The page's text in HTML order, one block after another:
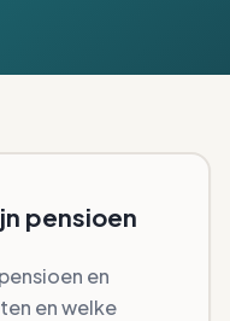
pensioen
en
en welke